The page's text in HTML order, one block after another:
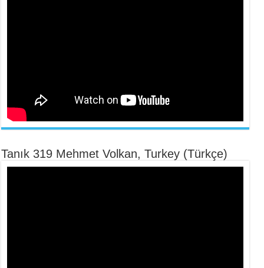
Tanık 319 Mehmet Volkan, Turkey (Türkçe)